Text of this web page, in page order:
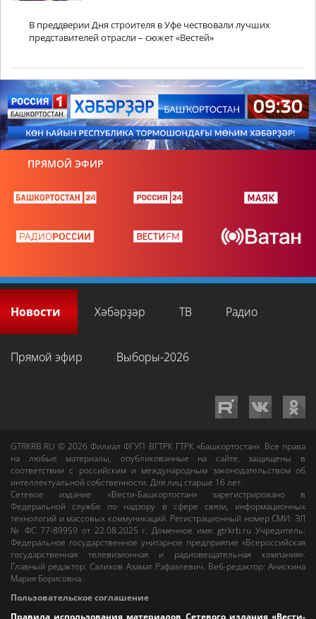
В преддверии Дня строителя в Уфе чествовали лучших
представителей отрасли – сюжет «Вестей»
ПРЯМОЙ ЭФИР
Новости Хәбәрҙәр ТВ Радио
Прямой эфир Выборы-2026
GTRKRB.RU © 2026Филиал ФГУП ВГТРК ГТРК «Башкортостан». Все права
на любые материалы, опубликованные на сайте, защищены в
соответствии с российским и международным законодательством об
интеллектуальной собственности. Для лиц старше 16 лет.
Сетевое издание «Вести-Башкортостан»зарегистрировано в
Федеральной службе по надзору в сфере связи, информационных
технологий и массовых коммуникаций. Регистрационный номер СМИ: ЭЛ
№ ФС 77-89959 от 22.08.2025 г. Доменное имя:gtrkrb.ru Учредитель:
Федеральное государственное унитарное предприятие «Всероссийская
государственная телевизионная и радиовещательная компания».
Главный редактор:Салихов Азамат Рафаэлевич. Веб-редактор:Анискина
Мария Борисовна.
Пользовательское соглашение